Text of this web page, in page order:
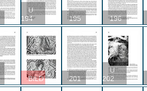
U
194
195 196
BILD 201
U
202